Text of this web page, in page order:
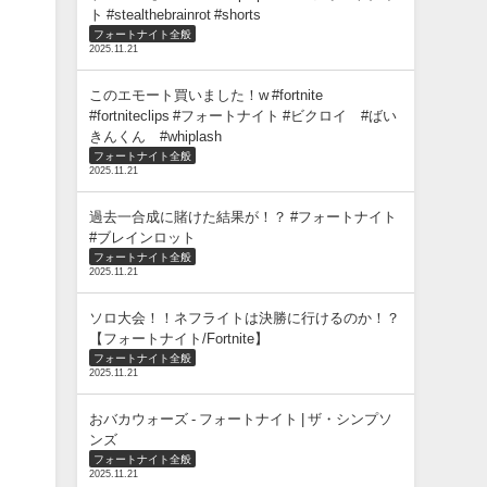
ト #stealthebrainrot #shorts
フォートナイト全般
2025.11.21
このエモート買いました！w #fortnite
#fortniteclips #フォートナイト #ビクロイ #ばい
きんくん #whiplash
フォートナイト全般
2025.11.21
過去一合成に賭けた結果が！？ #フォートナイト
#ブレインロット
フォートナイト全般
2025.11.21
ソロ大会！！ネフライトは決勝に行けるのか！？
【フォートナイト/Fortnite】
フォートナイト全般
2025.11.21
おバカウォーズ - フォートナイト | ザ・シンプソ
ンズ
フォートナイト全般
2025.11.21